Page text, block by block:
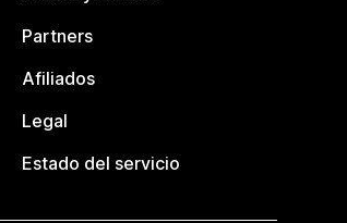
Partners
Afiliados
Legal
Estado del servicio